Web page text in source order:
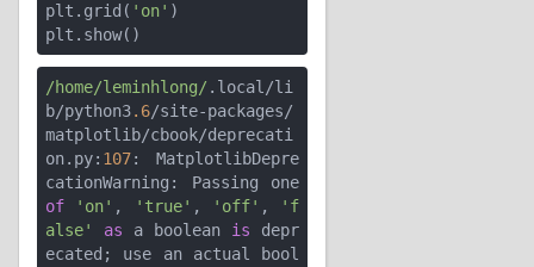
plt.grid( 'on' )
/home/leminhlong/ .local/li
b/python3.6/site-packages/
matplotlib/cbook/deprecati
on.py: 107: MatplotlibDepre
cationWarning: Passing one
of
'on' , 'true' , 'off' ,
'f
alse'
as a boolean is depr
ecated; use an actual bool